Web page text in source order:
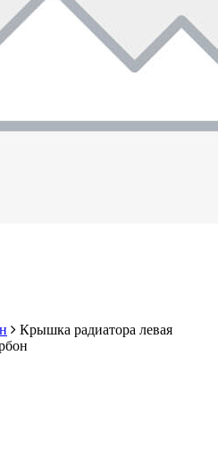
Крышка радиатора левая